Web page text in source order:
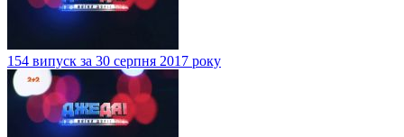
154 випуск за 30 серпня 2017 року